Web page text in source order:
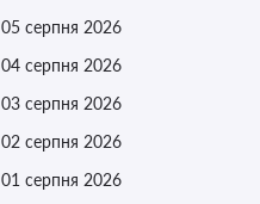
05 серпня 2026
04 серпня 2026
03 серпня 2026
02 серпня 2026
01 серпня 2026